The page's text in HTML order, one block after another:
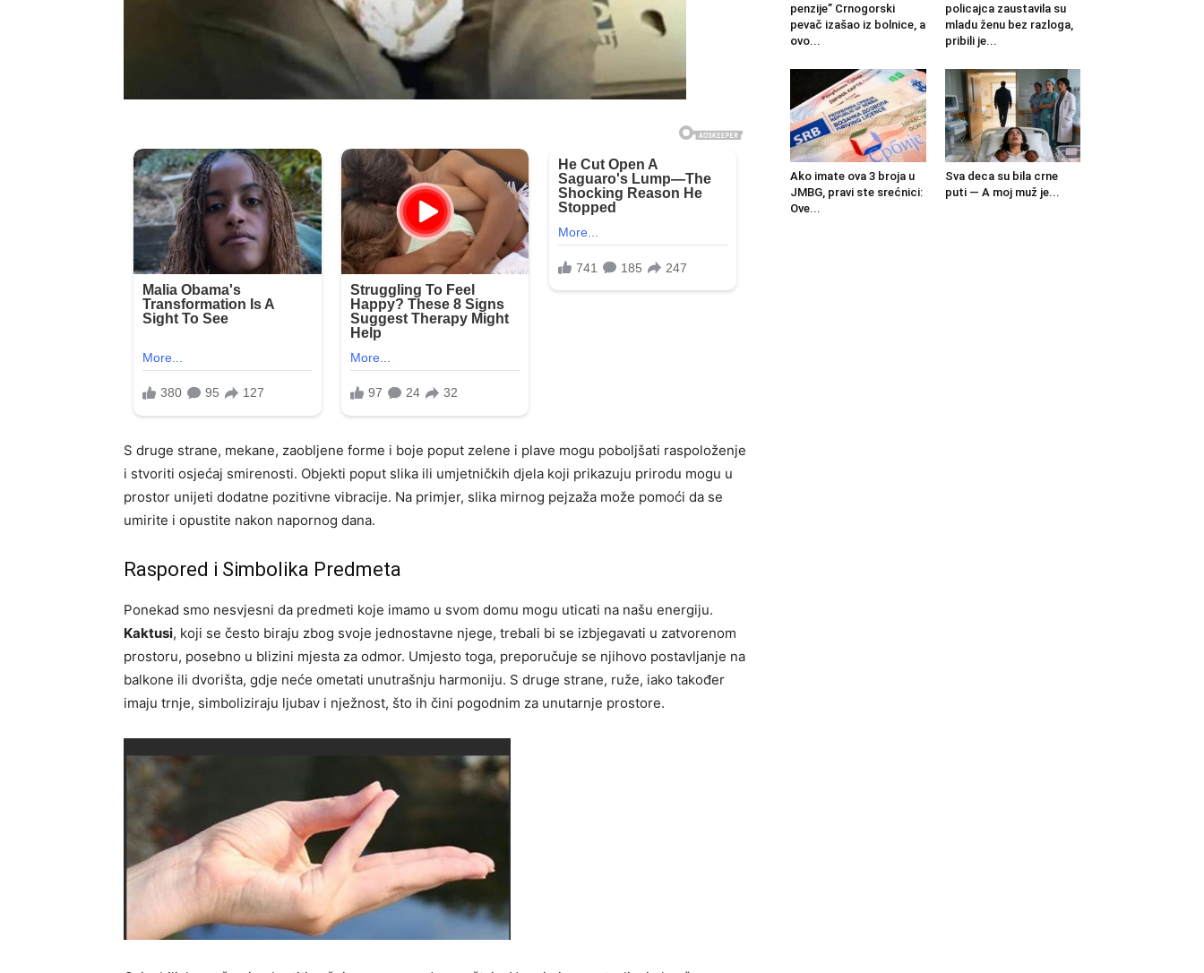
S druge strane, mekane, zaobljene forme i boje poput zelene i plave mogu poboljšati raspoloženje
i stvoriti osjećaj smirenosti. Objekti poput slika ili umjetničkih djela koji prikazuju prirodu mogu u
prostor unijeti dodatne pozitivne vibracije. Na primjer, slika mirnog pejzaža može pomoći da se
umirite i opustite nakon napornog dana.
Raspored i Simbolika Predmeta
Ponekad smo nesvjesni da predmeti koje imamo u svom domu mogu uticati na našu energiju.
Kaktusi, koji se često biraju zbog svoje jednostavne njege, trebali bi se izbjegavati u zatvorenom
prostoru, posebno u blizini mjesta za odmor. Umjesto toga, preporučuje se njihovo postavljanje na
balkone ili dvorišta, gdje neće ometati unutrašnju harmoniju. S druge strane, ruže, iako također
imaju trnje, simboliziraju ljubav i nježnost, što ih čini pogodnim za unutarnje prostore.
penzije” Crnogorski
pevač izašao iz bolnice, a
ovo...
policajca zaustavila su
mladu ženu bez razloga,
pribili je...
Ako imate ova 3 broja u
JMBG, pravi ste srećnici:
Ove...
Sva deca su bila crne
puti — A moj muž je...